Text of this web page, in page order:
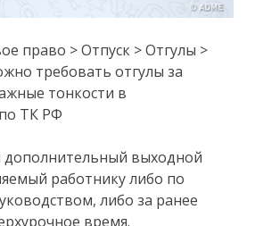
право > Отпуск > Отгулы >
требовать отгулы за
тонкости в
ТК РФ
дополнительный выходной
работнику либо по
либо за ранее
время.